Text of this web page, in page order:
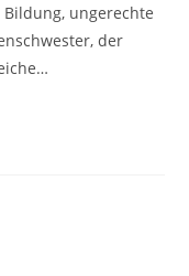
ungerechte
der